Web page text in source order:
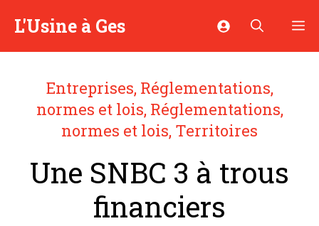
L'Usine à Ges
Entreprises, Réglementations,
normes et lois, Réglementations,
normes et lois, Territoires
Une SNBC 3 à trous
financiers